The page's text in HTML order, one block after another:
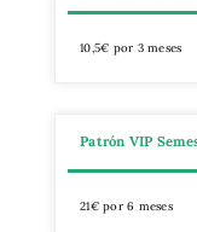
10,5€ por 3 meses
Patrón VIP
21€ por 6 meses